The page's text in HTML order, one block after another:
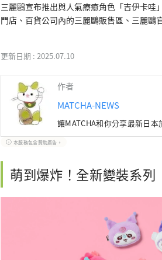
三麗鷗宣布推出與人氣療癒角色「吉伊卡
更新日期 : 2025.07.10
作者
MATCHA-NEWS
讓MATCHA和你分享最新日
本服務包含贊助廣告。
萌到爆炸！全新變裝系列